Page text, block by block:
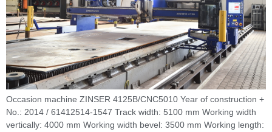
Occasion machine ZINSER 4125B/CNC5010 Year of construction +
No.: 2014 / 61412514-1547 Track width: 5100 mm Working width
vertically: 4000 mm Working width bevel: 3500 mm Working length: